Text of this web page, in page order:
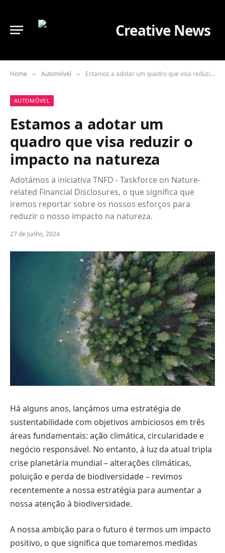
Home » Automóvel » Estamos a adotar um quadro que visa reduzir o impacto na natureza
AUTOMÓVEL
Estamos a adotar um
quadro que visa reduzir o
impacto na natureza
Adotámos a iniciativa TNFD - Taskforce on Nature-
related Financial Disclosures, o que significa que
iremos reportar sobre os nossos esforços para
reduzir o nosso impacto na natureza.
27 de Junho, 2024
Há alguns anos, lançámos uma estratégia de
sustentabilidade com objetivos ambiciosos em três
áreas fundamentais: ação climática, circularidade e
negócio responsável. No entanto, à luz da atual tripla
crise planetária mundial – alterações climáticas,
poluição e perda de biodiversidade – revimos
recentemente a nossa estratégia para aumentar a
nossa atenção à biodiversidade.
A nossa ambição para o futuro é termos um impacto
positivo, o que significa que tomaremos medidas